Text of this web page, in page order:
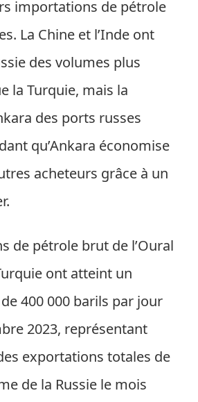
importations de pétrole
La Chine et l’Inde ont
des volumes plus
la Turquie, mais la
des ports russes
qu’Ankara économise
acheteurs grâce à un
de pétrole brut de l’Oural
ont atteint un
400 000 barils par jour
2023, représentant
exportations totales de
de la Russie le mois